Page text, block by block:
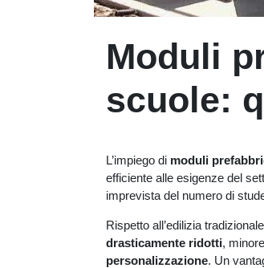
Moduli
scuole:
L’impiego di moduli
efficiente alle esigenze del
imprevista del numero di
Rispetto all’edilizia
drasticamente ridotti,
personalizzazione. Un